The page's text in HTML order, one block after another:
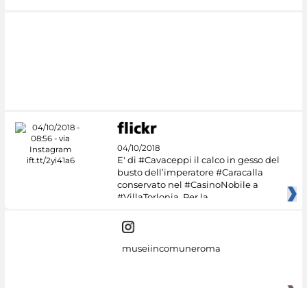
04/10/2018
E' di #Cavaceppi il calco in gesso del
busto dell’imperatore #Caracalla
conservato nel #CasinoNobile a
#VillaTorlonia. Per la
museiincomuneroma